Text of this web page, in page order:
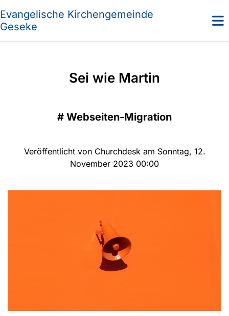
Evangelische Kirchengemeinde
Geseke
Sei wie Martin
# Webseiten-Migration
Veröffentlicht von Churchdesk am Sonntag, 12.
November 2023 00:00